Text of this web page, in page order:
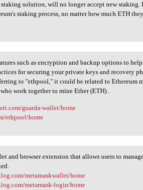
solution, will no longer accept new staking.
staking process, no matter how much ETH
such as encryption and backup options to help
for securing your private keys and recovery
to "ethpool," it could be related to Ethereum
work together to mine Ether (ETH) .
guarda-wallet/home
ethpool/home
and browser extension that allows users to
metamaskwallet/home
metamask-login/home